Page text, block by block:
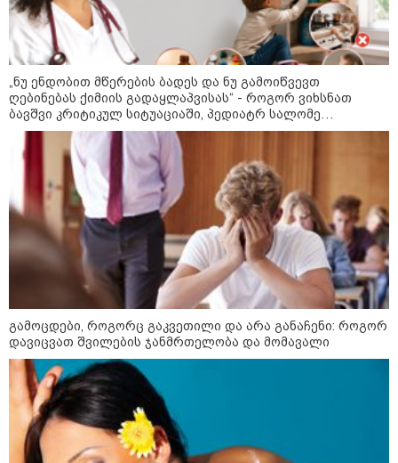
13:24 / 07-08-2026
ევროპაში საწვავის ფასები
ქვეყნებშია ბენზინი ყველაზე
ძვირი და ყველაზე იაფი
09:05 / 07-08-2026
მკვლელობა პირდაპირ ეთერში:
ცნობილ "ტიკტოკერს" ლაივის
დროს ესროლეს, ის ადგილზე
გარდაიცვალა - რას ამბობს
მომხდარზე მექსიკის პოლიცია
23:15 / 06-08-2026
“არ მინდა, ბაიდენივით
სცენიდან გადავარდეს“ -
დონალდ ტრამპის სიტყვით
გამოსვლისას დამსწრეები
10:52 / 06-08-2026
ვაშინგტონს რაკეტების
„ნუ ენდობით მწერების ბადეს და ნუ გამოიწვევთ
ღებინებას ქიმიის გადაყლაპვისას“ - როგორ ვიხსნათ
ბავშვი კრიტიკულ სიტუაციაში, პედიატრ სალომე
ახვლედიანის რჩევები
გამოცდები, როგორც გაკვეთილი და არა განაჩენი: როგორ
დავიცვათ შვილების ჯანმრთელობა და მომავალი